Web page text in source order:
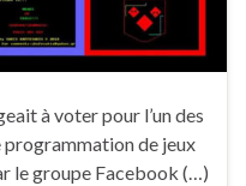
à voter pour l’un des
de jeux
le groupe Facebook (…)